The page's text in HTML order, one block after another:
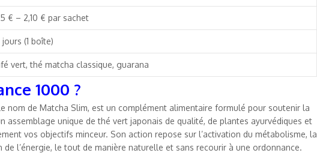
€ – 2,10 € par sachet
jours (1 boîte)
vert, thé matcha classique, guarana
1000 ?
nom de Matcha Slim, est un complément alimentaire formulé pour soutenir la
assemblage unique de thé vert japonais de qualité, de plantes ayurvédiques et
vos objectifs minceur. Son action repose sur l’activation du métabolisme, la
l’énergie, le tout de manière naturelle et sans recourir à une ordonnance.